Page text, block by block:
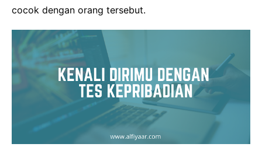
Kuliah
Bisnis
Cooking
Financial
cocok dengan orang tersebut.